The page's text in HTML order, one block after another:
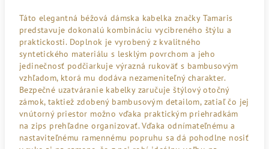
Táto elegantná béžová dámska kabelka značky Tamaris
predstavuje dokonalú kombináciu vycibreného štýlu a
praktickosti. Doplnok je vyrobený z kvalitného
syntetického materiálu s lesklým povrchom a jeho
jedinečnosť podčiarkuje výrazná rukoväť s bambusovým
vzhľadom, ktorá mu dodáva nezameniteľný charakter.
Bezpečné uzatváranie kabelky zaručuje štýlový otočný
zámok, taktiež zdobený bambusovým detailom, zatiaľ čo jej
vnútorný priestor možno vďaka praktickým priehradkám
na zips prehľadne organizovať. Vďaka odnímateľnému a
nastaviteľnému ramennému popruhu sa dá pohodlne nosiť